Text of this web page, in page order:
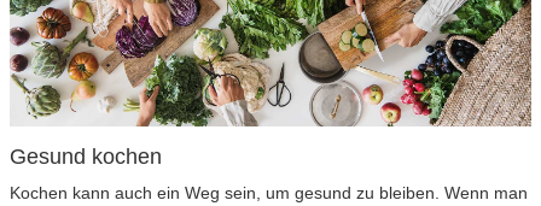
Gesund kochen
Kochen kann auch ein Weg sein, um gesund zu bleiben. Wenn man